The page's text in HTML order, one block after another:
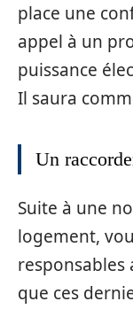
place une
appel à un
puissance
Il saura
Un
Suite à une
logement,
responsables
que ces